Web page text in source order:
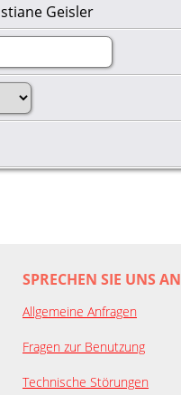
Geisler
SPRECHEN SIE UNS AN
Allgemeine Anfragen
Fragen zur Benutzung
Technische Störungen